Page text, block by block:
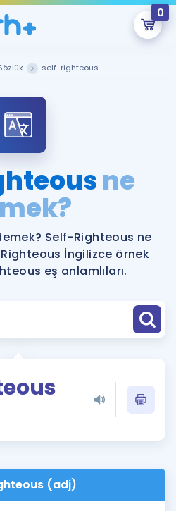
0
Hatırlamıyorum
Şu An Boş.
hazırlayacak onlarca eğitim seni
bekliyor!
İngilizce Gramer
self-righteous
ne
Self-Righteous ne
İngilizce örnek
eş anlamlıları.
(adj)